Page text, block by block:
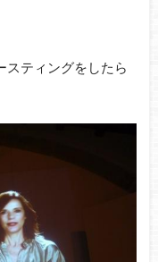
スティングをしたら